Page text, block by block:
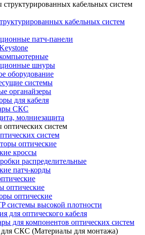
кабельных систем
патч-панели
шнуры
оборудование
системы
органайзеры
для кабеля
СКС
молниезащита
систем
оптические
кроссы
распределительные
патч-корды
оптические
оптические
системы высокой плотности
для оптического кабеля
для компонентов оптических систем